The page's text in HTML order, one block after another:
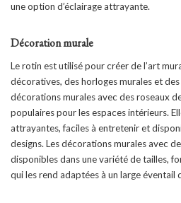
une option d’éclairage attrayante.
Décoration murale
Le rotin est utilisé pour créer de l’art
décoratives, des horloges murales et
décorations murales avec des roseaux
populaires pour les espaces intérieurs.
attrayantes, faciles à entretenir et
designs. Les décorations murales avec
disponibles dans une variété de tailles,
qui les rend adaptées à un large éventail